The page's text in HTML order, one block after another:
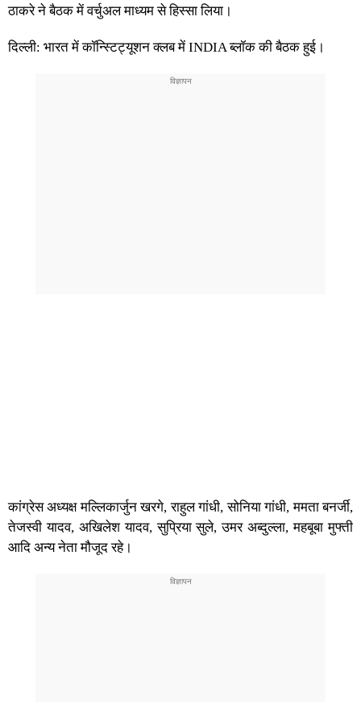
ठाकरे ने बैठक में वर्चुअल माध्यम से हिस्सा लिया।
दिल्ली: भारत में कॉन्स्टिट्यूशन क्लब में INDIA ब्लॉक की बैठक हुई।
कांग्रेस अध्यक्ष मल्लिकार्जुन खरगे, राहुल गांधी, सोनिया गांधी, ममता बनर्जी,
तेजस्वी यादव, अखिलेश यादव, सुप्रिया सुले, उमर अब्दुल्ला, महबूबा मुफ्ती
आदि अन्य नेता मौजूद रहे।